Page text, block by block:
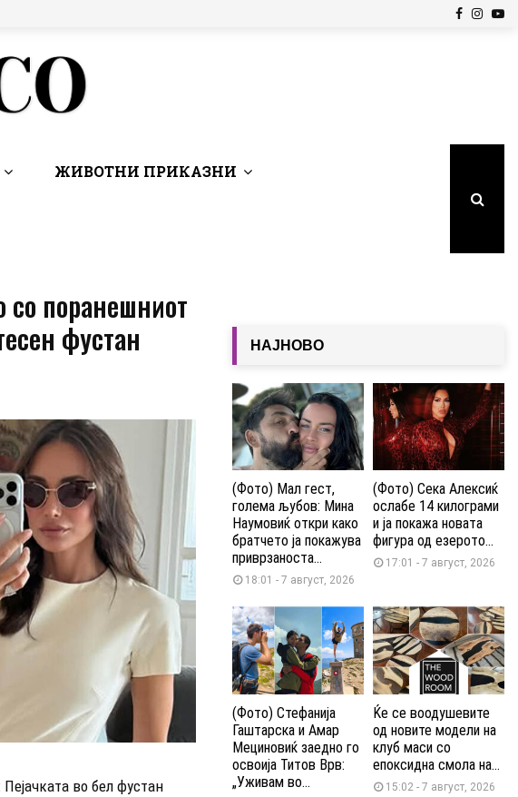
Facebook
ЖИВОТНИ ПРИКАЗНИ
со поранешниот
фустан
во бел фустан
НАЈНОВО
(Фото) Мал гест,
голема љубов: Мина
Наумовиќ откри како
братчето ја покажува
приврзаноста...
18:01 - 7 август, 2026
(Фото) Сека Алексиќ
ослабе 14 килограми
и ја покажа новата
фигура од езерото...
17:01 - 7 август, 2026
(Фото) Стефанија
Гаштарска и Амар
Мециновиќ заедно го
освоија Титов Врв:
„Уживам во...
Ќе се воодушевите
од новите модели на
клуб маси со
епоксидна смола на...
15:02 - 7 август, 2026